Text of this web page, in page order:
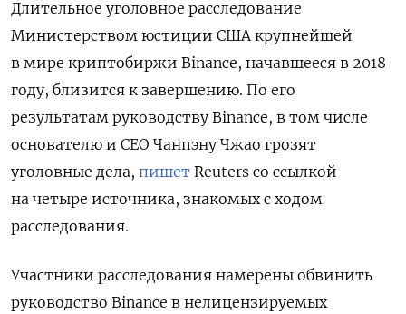
Длительное уголовное расследование
Министерством юстиции США крупнейшей
в мире криптобиржи Binance, начавшееся в 2018
году, близится к завершению. По его
результатам руководству Binance, в том числе
основателю и CEO Чанпэну Чжао грозят
уголовные дела, пишет Reuters со ссылкой
на четыре источника, знакомых с ходом
расследования.
Участники расследования намерены обвинить
руководство Binance в нелицензируемых